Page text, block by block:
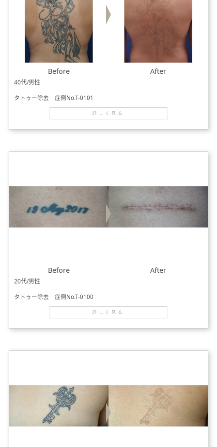
Before After
40代/男性
タトゥー除去 症例No.T-0101
詳しく見る
Before After
20代/男性
タトゥー除去 症例No.T-0100
詳しく見る